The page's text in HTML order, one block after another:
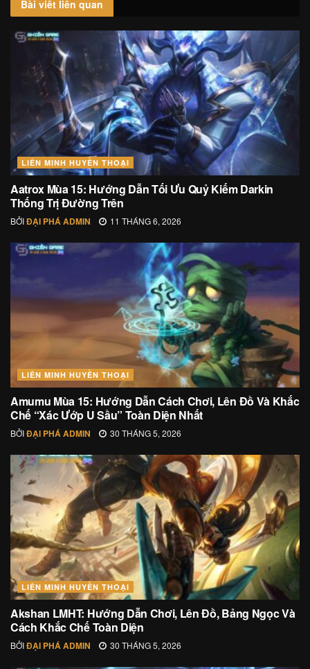
Bài viết liên quan
LIÊN MINH HUYỀN THOẠI
Aatrox Mùa 15: Hướng Dẫn Tối Ưu Quỷ Kiếm Darkin
Thống Trị Đường Trên
BỞIĐẠI PHÁ ADMIN 11 THÁNG 6, 2026
LIÊN MINH HUYỀN THOẠI
Amumu Mùa 15: Hướng Dẫn Cách Chơi, Lên Đồ Và Khắc
Chế “Xác Ướp U Sầu” Toàn Diện Nhất
BỞIĐẠI PHÁ ADMIN 30 THÁNG 5, 2026
LIÊN MINH HUYỀN THOẠI
Akshan LMHT: Hướng Dẫn Chơi, Lên Đồ, Bảng Ngọc Và
Cách Khắc Chế Toàn Diện
BỞIĐẠI PHÁ ADMIN 30 THÁNG 5, 2026